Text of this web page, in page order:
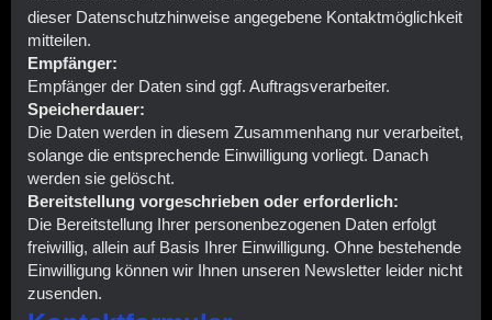
dieser Datenschutzhinweise angegebene Kontaktmöglichkeit
mitteilen.
Empfänger:
Empfänger der Daten sind ggf. Auftragsverarbeiter.
Speicherdauer:
Die Daten werden in diesem Zusammenhang nur verarbeitet,
solange die entsprechende Einwilligung vorliegt. Danach
werden sie gelöscht.
Bereitstellung vorgeschrieben oder erforderlich:
Die Bereitstellung Ihrer personenbezogenen Daten erfolgt
freiwillig, allein auf Basis Ihrer Einwilligung. Ohne bestehende
Einwilligung können wir Ihnen unseren Newsletter leider nicht
zusenden.